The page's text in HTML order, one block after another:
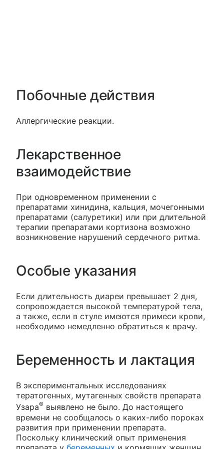
Побочные действия
Аллергические реакции.
Лекарственное
взаимодействие
При одновременном применении с
препаратами хинидина, кальция, мочегонными
препаратами (салуретики) или при длительной
терапии препаратами кортизона возможно
возникновение нарушений сердечного ритма.
Особые указания
Если длительность диареи превышает 2 дня,
сопровождается высокой температурой тела,
а также, если в стуле имеются примеси крови,
необходимо немедленно обратиться к врачу.
Беременность и лактация
В экспериментальных исследованиях
тератогенных, мутагенных свойств препарата
Узара® выявлено не было. До настоящего
времени не сообщалось о каких-либо пороках
развития при применении препарата.
Поскольку клинический опыт применения